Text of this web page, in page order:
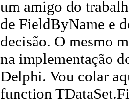
um amigo do
de FieldByName e
decisão. O mesmo
na implementação
Delphi. Vou colar
function